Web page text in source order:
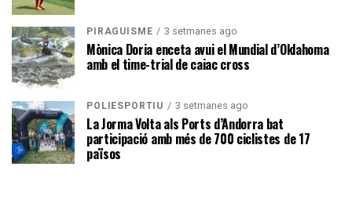
PIRAGÜISME 3 setmanes ago
Mònica Doria enceta avui el Mundial d’Oklahoma
amb el time-trial de caiac cross
POLIESPORTIU 3 setmanes ago
La Jorma Volta als Ports d’Andorra bat
participació amb més de 700 ciclistes de 17
països